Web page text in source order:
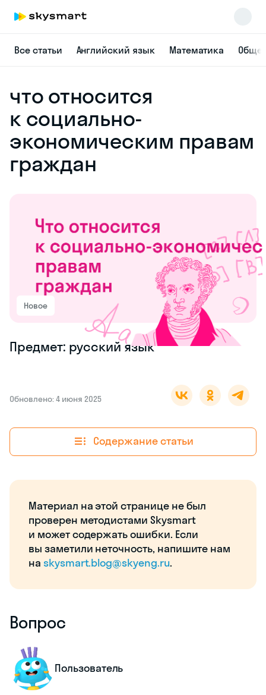
Все статьи Английский язык Математика
что относится
к социально-
экономическим правам
граждан
Новое
Предмет: русский язык
Обновлено: 4 июня 2025
Содержание статьи
Материал на этой странице не был
проверен методистами Skysmart
и может содержать ошибки. Если
вы заметили неточность, напишите нам
на skysmart.blog@skyeng.ru.
Вопрос
Пользователь